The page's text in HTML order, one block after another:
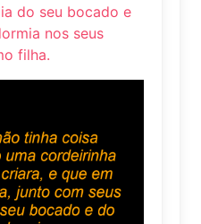
do seu bocado e
nos seus
filha.